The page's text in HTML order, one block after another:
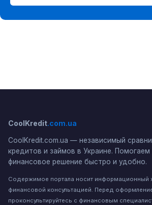
CoolKredit.com.ua
CoolKredit.com.ua — независимый
кредитов и займов в Украине.
финансовое решение быстро и удобно.
Содержимое портала носит информационный
финансовой консультацией. Перед
проконсультируйтесь с финансовым